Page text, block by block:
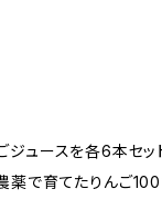
ュースを各6本セッ
薬で育てたりんご